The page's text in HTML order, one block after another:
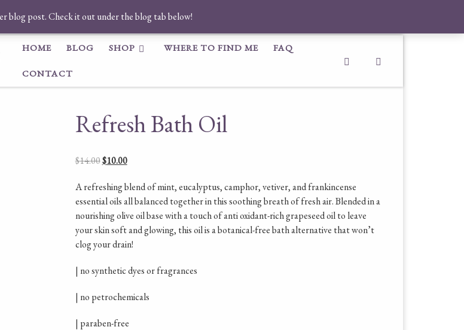
blog post. Check it out under the blog tab below!
HOME BLOG SHOP WHERE TO FIND ME FAQ
CONTACT
Search
Refresh Bath Oil
$14.00Original price was: $14.00.
$10.00Current price is: $10.00.
A refreshing blend of mint, eucalyptus, camphor, vetiver, and frankincense
essential oils all balanced together in this soothing breath of fresh air. Blended in a
nourishing olive oil base with a touch of anti oxidant-rich grapeseed oil to leave
your skin soft and glowing, this oil is a botanical-free bath alternative that won’t
clog your drain!
| no synthetic dyes or fragrances
| no petrochemicals
| paraben-free